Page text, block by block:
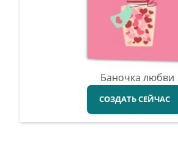
Баночка любви
СОЗДАТЬ СЕЙЧАС